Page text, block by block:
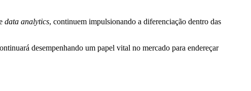
data analytics, continuem impulsionando a diferenciação dentro das
desempenhando um papel vital no mercado para endereçar